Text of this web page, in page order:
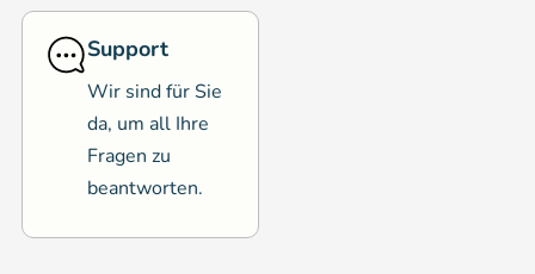
Support
Wir sind für Sie
da, um all Ihre
Fragen zu
beantworten.